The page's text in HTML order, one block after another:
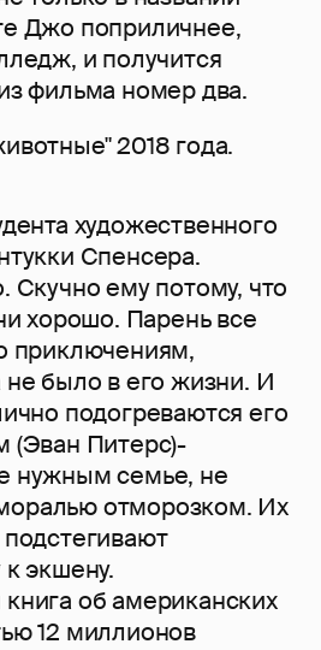
Джо поприличнее,
и получится
фильма номер два.
2018 года.
художественного
Спенсера.
Скучно ему потому, что
хорошо. Парень все
приключениям,
не было в его жизни. И
подогреваются его
(Эван Питерс)-
нужным семье, не
отморозком. Их
экшену.
об американских
12 миллионов